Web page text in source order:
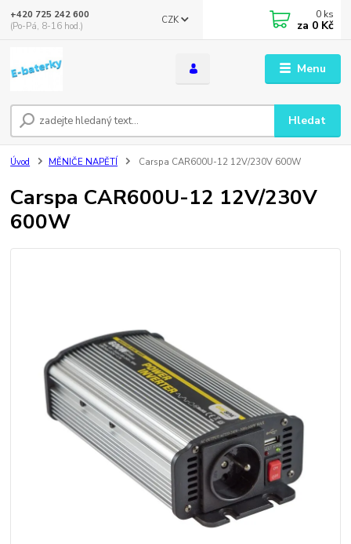
Menu
CZK
Hledat
+420 725 242 600
(Po-Pá, 8-16 hod.)
0 ks
za 0 Kč
Úvod MĚNIČE NAPĚTÍ Carspa CAR600U-12 12V/230V 600W
Carspa CAR600U-12 12V/230V
600W